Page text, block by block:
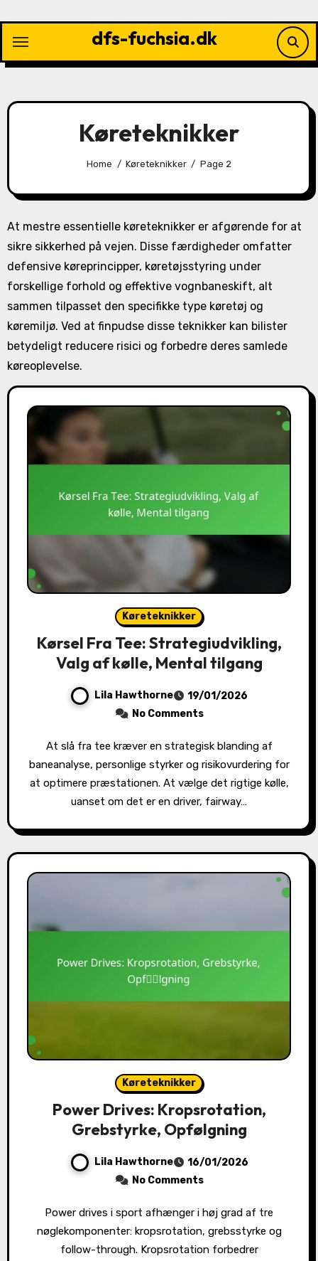
content
dfs-fuchsia.dk
Køreteknikker
Home Køreteknikker Page 2
At mestre essentielle køreteknikker er afgørende for at
sikre sikkerhed på vejen. Disse færdigheder omfatter
defensive køreprincipper, køretøjsstyring under
forskellige forhold og effektive vognbaneskift, alt
sammen tilpasset den specifikke type køretøj og
køremiljø. Ved at finpudse disse teknikker kan bilister
betydeligt reducere risici og forbedre deres samlede
køreoplevelse.
Køreteknikker
Kørsel Fra Tee: Strategiudvikling,
Valg af kølle, Mental tilgang
Lila Hawthorne
19/01/2026
No Comments
At slå fra tee kræver en strategisk blanding af
baneanalyse, personlige styrker og risikovurdering for
at optimere præstationen. At vælge det rigtige kølle,
uanset om det er en driver, fairway…
Køreteknikker
Power Drives: Kropsrotation,
Grebstyrke, Opfølgning
Lila Hawthorne
16/01/2026
No Comments
Power drives i sport afhænger i høj grad af tre
nøglekomponenter: kropsrotation, grebsstyrke og
follow-through. Kropsrotation forbedrer